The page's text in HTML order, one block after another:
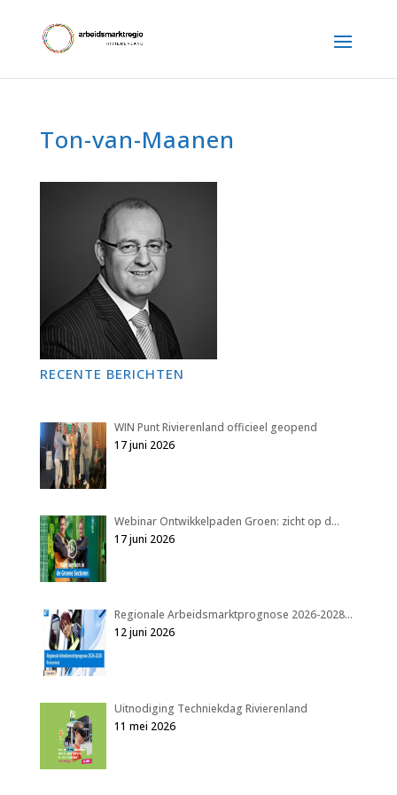
Ton-van-Maanen
RECENTE BERICHTEN
WIN Punt Rivierenland officieel geopend
17 juni 2026
Webinar Ontwikkelpaden Groen: zicht op d…
17 juni 2026
Regionale Arbeidsmarktprognose 2026-2028…
12 juni 2026
Uitnodiging Techniekdag Rivierenland
11 mei 2026